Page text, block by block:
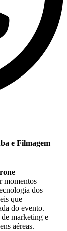
e Filmagem
momentos
dos
que
do evento.
marketing e
aéreas.